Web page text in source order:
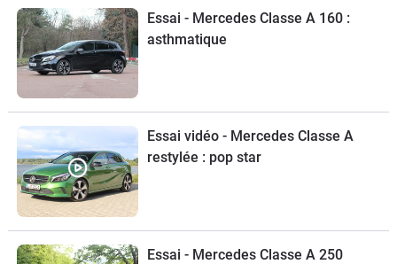
Essai - Mercedes Classe A 160 :
asthmatique
Essai vidéo - Mercedes Classe A
restylée : pop star
Essai - Mercedes Classe A 250